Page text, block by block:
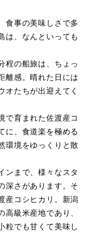
食事の美味しさで多
は、なんといっても
程の船旅は、ちょっ
離感。晴れた日には
オたちが出迎えてく
で育まれた佐渡産コ
に、食道楽を極める
環境をゆっくりと散
ンまで、様々なスタ
深さがあります。そ
産コシヒカリ。新潟
高級米産地であり、
粒でも甘くて美味し